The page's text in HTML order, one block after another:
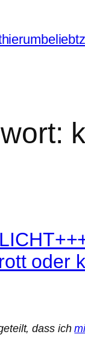
oder
dass ich